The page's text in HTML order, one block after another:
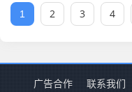
1 2 3 4
广告合作 联系我们